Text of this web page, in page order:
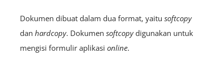
Dokumen dibuat dalam dua format, yaitu softcopy
dan hardcopy. Dokumen softcopydigunakan untuk
mengisi formulir aplikasi online.